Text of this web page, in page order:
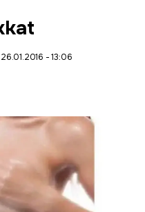
26.01.2016 - 13:06